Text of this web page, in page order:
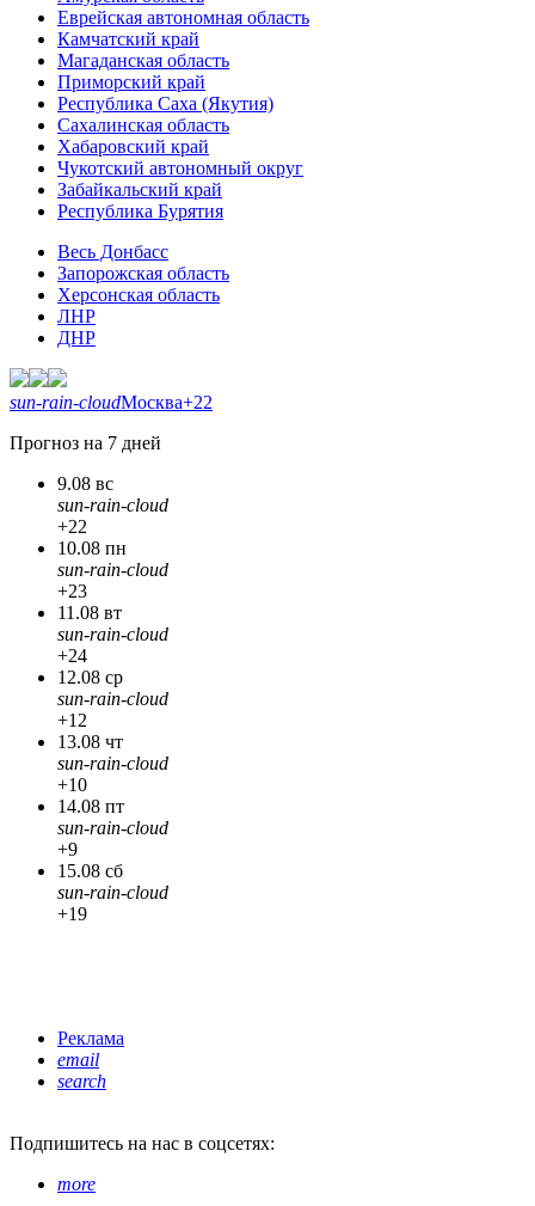
Еврейская автономная область
Камчатский край
Магаданская область
Приморский край
Республика Саха (Якутия)
Сахалинская область
Хабаровский край
Чукотский автономный округ
Забайкальский край
Республика Бурятия
Весь Донбасс
Запорожская область
Херсонская область
ЛНР
ДНР
sun-rain-cloudМосква+22
Прогноз на 7 дней
9.08 вс
sun-rain-cloud
+22
10.08 пн
sun-rain-cloud
+23
11.08 вт
sun-rain-cloud
+24
12.08 ср
sun-rain-cloud
+12
13.08 чт
sun-rain-cloud
+10
14.08 пт
sun-rain-cloud
+9
15.08 сб
sun-rain-cloud
+19
Реклама
email
search
Подпишитесь на нас в соцсетях:
more